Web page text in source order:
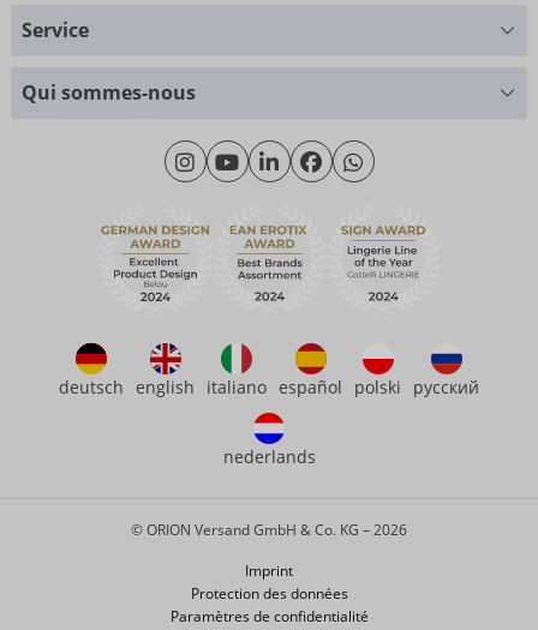
+49 (0)461 50 40 308
Lundi - Jeudi: 09h00 - 16h00
Vendredi: 09h00 - 15h00
Service client
Questions fréquemment posées (FAQ)
Service
Tableau des tailles
Qui sommes-nous
Qui sommes-nous
Durabilité
eroFame
deutsch english italiano español polski русский
nederlands
Imprint
Protection des données
Paramètres de confidentialité
© ORION Versand GmbH & Co. KG – 2026